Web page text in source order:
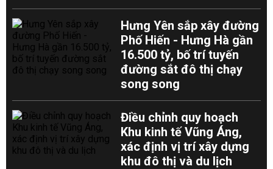
Hưng Yên sắp xây đường
Phố Hiến - Hưng Hà gần
16.500 tỷ, bố trí tuyến
đường sắt đô thị chạy
song song
Điều chỉnh quy hoạch
Khu kinh tế Vũng Áng,
xác định vị trí xây dựng
khu đô thị và du lịch